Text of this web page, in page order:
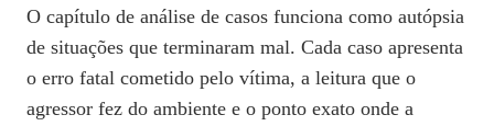
O capítulo de análise de casos funciona como autópsia
de situações que terminaram mal. Cada caso apresenta
o erro fatal cometido pelo vítima, a leitura que o
agressor fez do ambiente e o ponto exato onde a